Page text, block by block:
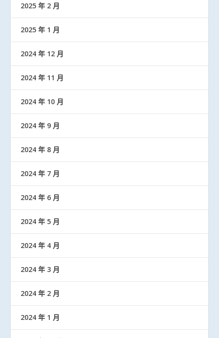
2025 年 2 月
2025 年 1 月
2024 年 12 月
2024 年 11 月
2024 年 10 月
2024 年 9 月
2024 年 8 月
2024 年 7 月
2024 年 6 月
2024 年 5 月
2024 年 4 月
2024 年 3 月
2024 年 2 月
2024 年 1 月